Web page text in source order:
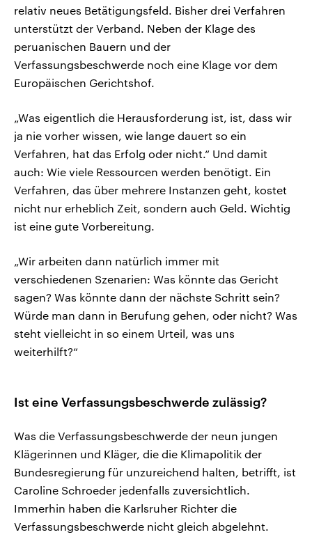
relativ neues Betätigungsfeld. Bisher drei Verfahren
unterstützt der Verband. Neben der Klage des
peruanischen Bauern und der
Verfassungsbeschwerde noch eine Klage vor dem
Europäischen Gerichtshof.
„Was eigentlich die Herausforderung ist, ist, dass wir
ja nie vorher wissen, wie lange dauert so ein
Verfahren, hat das Erfolg oder nicht.“ Und damit
auch: Wie viele Ressourcen werden benötigt. Ein
Verfahren, das über mehrere Instanzen geht, kostet
nicht nur erheblich Zeit, sondern auch Geld. Wichtig
ist eine gute Vorbereitung.
„Wir arbeiten dann natürlich immer mit
verschiedenen Szenarien: Was könnte das Gericht
sagen? Was könnte dann der nächste Schritt sein?
Würde man dann in Berufung gehen, oder nicht? Was
steht vielleicht in so einem Urteil, was uns
weiterhilft?“
Ist eine Verfassungsbeschwerde zulässig?
Was die Verfassungsbeschwerde der neun jungen
Klägerinnen und Kläger, die die Klimapolitik der
Bundesregierung für unzureichend halten, betrifft, ist
Caroline Schroeder jedenfalls zuversichtlich.
Immerhin haben die Karlsruher Richter die
Verfassungsbeschwerde nicht gleich abgelehnt.